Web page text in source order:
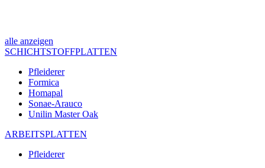
alle anzeigen
SCHICHTSTOFFPLATTEN
Pfleiderer
Formica
Homapal
Sonae-Arauco
Unilin Master Oak
ARBEITSPLATTEN
Pfleiderer